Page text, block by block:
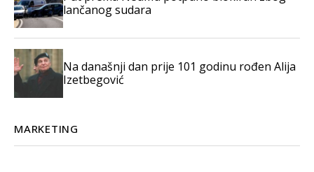
lančanog sudara
Na današnji dan prije 101 godinu rođen Alija
Izetbegović
MARKETING